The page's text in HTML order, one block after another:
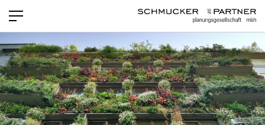
PROJEKTE
NEWS
LEISTUNGEN